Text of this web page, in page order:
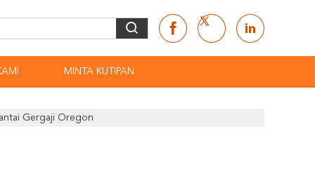
MINTA KUTIPAN
Gergaji Oregon